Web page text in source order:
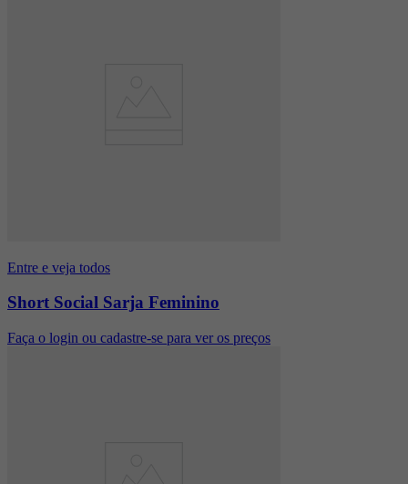
Entre e veja todos
Short Social Sarja Feminino
Faça o login ou cadastre-se para ver os preços